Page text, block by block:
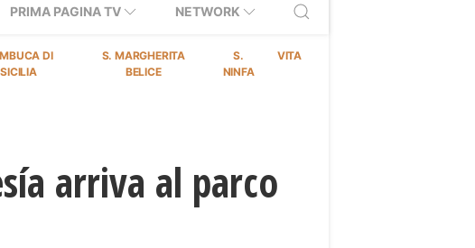
PRIMA PAGINA TV NETWORK
DI
SICILIA
S. MARGHERITA
BELICE
S.
NINFA
VITA
arriva al parco